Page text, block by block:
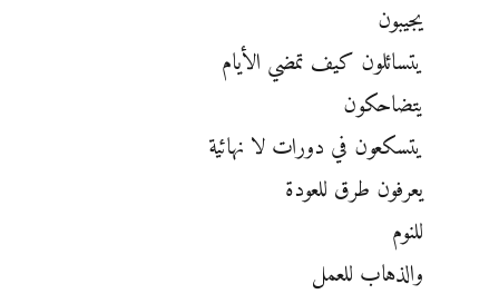
يجيبون
يتسائلون كيف تمضي الأيام
يتضاحكون
يتسكعون في دورات لا نهائية
يعرفون طرق للعودة
للنوم
والذهاب للعمل